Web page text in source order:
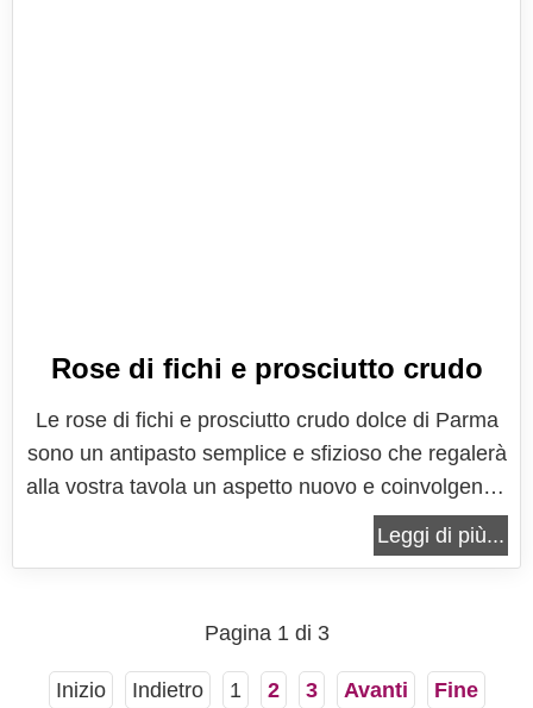
Rose di fichi e prosciutto crudo
Le rose di fichi e prosciutto crudo dolce di Parma
sono un antipasto semplice e sfizioso che regalerà
alla vostra tavola un aspetto nuovo e coinvolgente.
Non ci sarà ospite che potrà sottrarsi all'assaggio
di una rosa tanto invitante e tanto gustosa.
padroni sulla vostra...
Leggi di più...
Pagina 1 di 3
Inizio Indietro 1 2 3 Avanti Fine